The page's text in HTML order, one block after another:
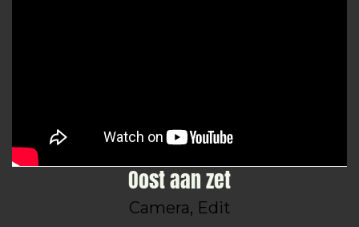
Oost aan zet
Camera, Edit